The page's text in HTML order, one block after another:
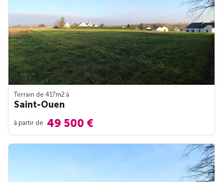
Terrain de 417m2 à
Saint-Ouen
à partir de 49 500 €